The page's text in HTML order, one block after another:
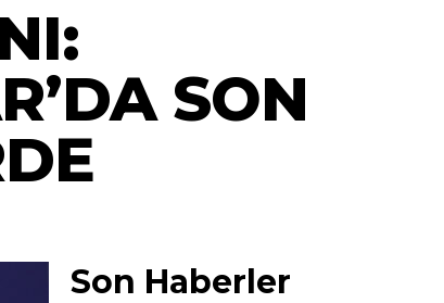
SON
Son Haberler